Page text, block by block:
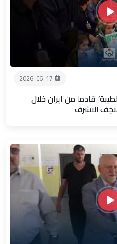
2026-06-17
قادما من ايران خلال
الاشرف